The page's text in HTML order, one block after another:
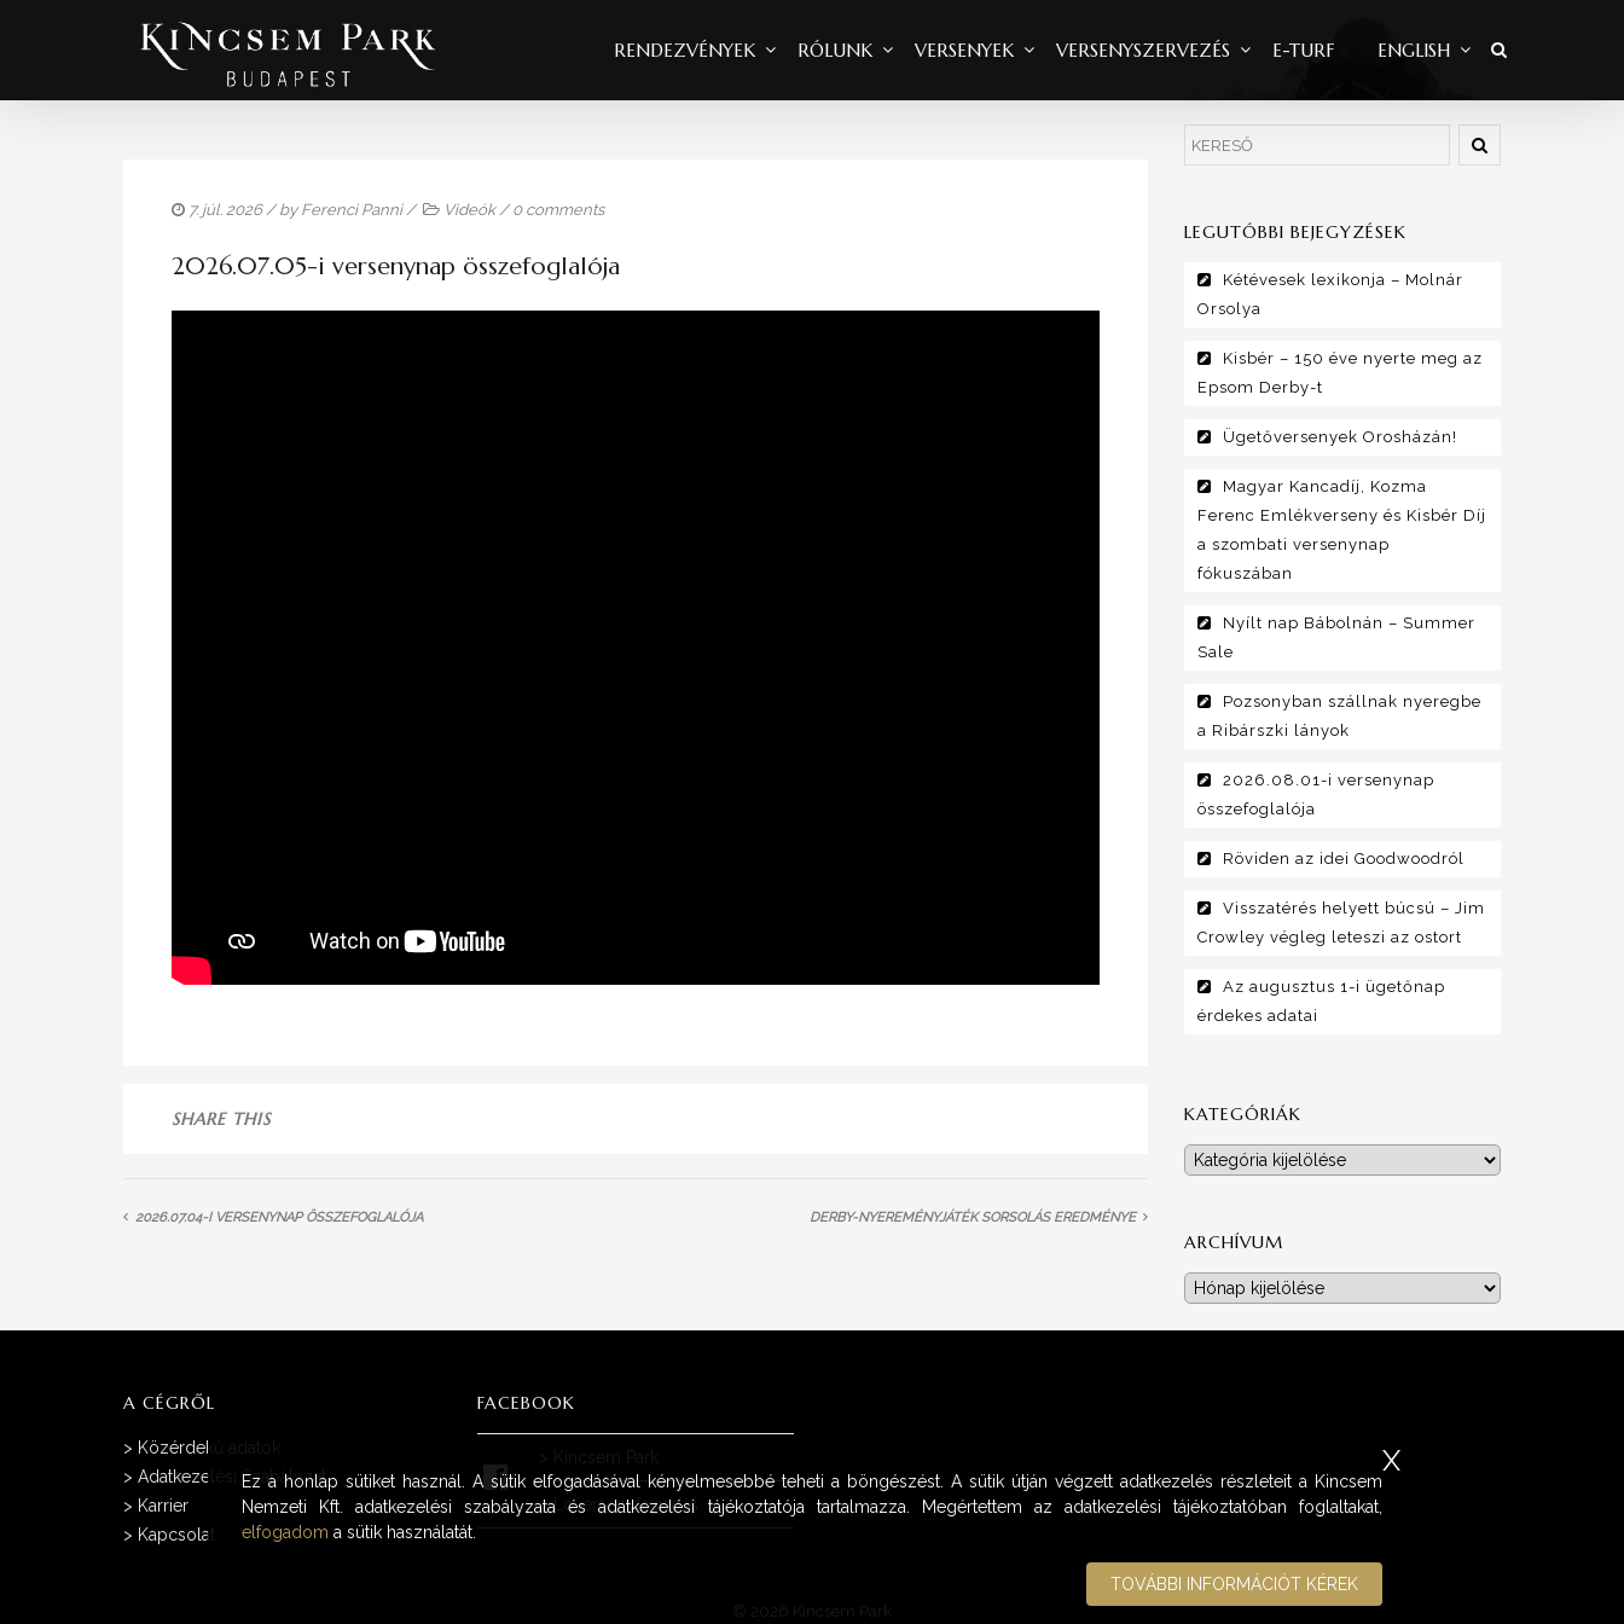
RENDEZVÉNYEK RÓLUNK VERSENYEK VERSENYSZERVEZÉS E-TURF ENGLISH
7. júl. 2026/ by Ferenci Panni/ Videók/0 comments
2026.07.05-i versenynap összefoglalója
SHARE THIS
2026.07.04-I VERSENYNAP ÖSSZEFOGLALÓJA DERBY-NYEREMÉNYJÁTÉK SORSOLÁS EREDMÉNYE
LEGUTÓBBI BEJEGYZÉSEK
Kétévesek lexikonja – Molnár
Orsolya
Kisbér – 150 éve nyerte meg az
Epsom Derby-t
Ügetőversenyek Orosházán!
Magyar Kancadíj, Kozma
Ferenc Emlékverseny és Kisbér Díj
a szombati versenynap
fókuszában
Nyílt nap Bábolnán – Summer
Sale
Pozsonyban szállnak nyeregbe
a Ribárszki lányok
2026.08.01-i versenynap
összefoglalója
Röviden az idei Goodwoodról
Visszatérés helyett búcsú – Jim
Crowley végleg leteszi az ostort
Az augusztus 1-i ügetőnap
érdekes adatai
KATEGÓRIÁK
Kategóriák
ARCHÍVUM
Archívum
A CÉGRŐL
> Közérdekű adatok
> Adatkezelési Szabályzat
> Karrier
> Kapcsolat
FACEBOOK
>Lóversenyfogadás
© 2026 Kincsem Park
Ez a honlap sütiket használ. A sütik elfogadásával kényelmesebbé teheti a böngészést. A sütik útján végzett adatkezelés részleteit a Kincsem
Nemzeti Kft. adatkezelési szabályzata és adatkezelési tájékoztatója tartalmazza. Megértettem az adatkezelési tájékoztatóban foglaltakat,
elfogadom a sütik használatát.
TOVÁBBI INFORMÁCIÓT KÉREK
X